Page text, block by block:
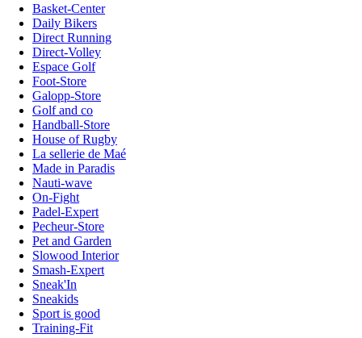
Basket-Center
Daily Bikers
Direct Running
Direct-Volley
Espace Golf
Foot-Store
Galopp-Store
Golf and co
Handball-Store
House of Rugby
La sellerie de Maé
Made in Paradis
Nauti-wave
On-Fight
Padel-Expert
Pecheur-Store
Pet and Garden
Slowood Interior
Smash-Expert
Sneak'In
Sneakids
Sport is good
Training-Fit